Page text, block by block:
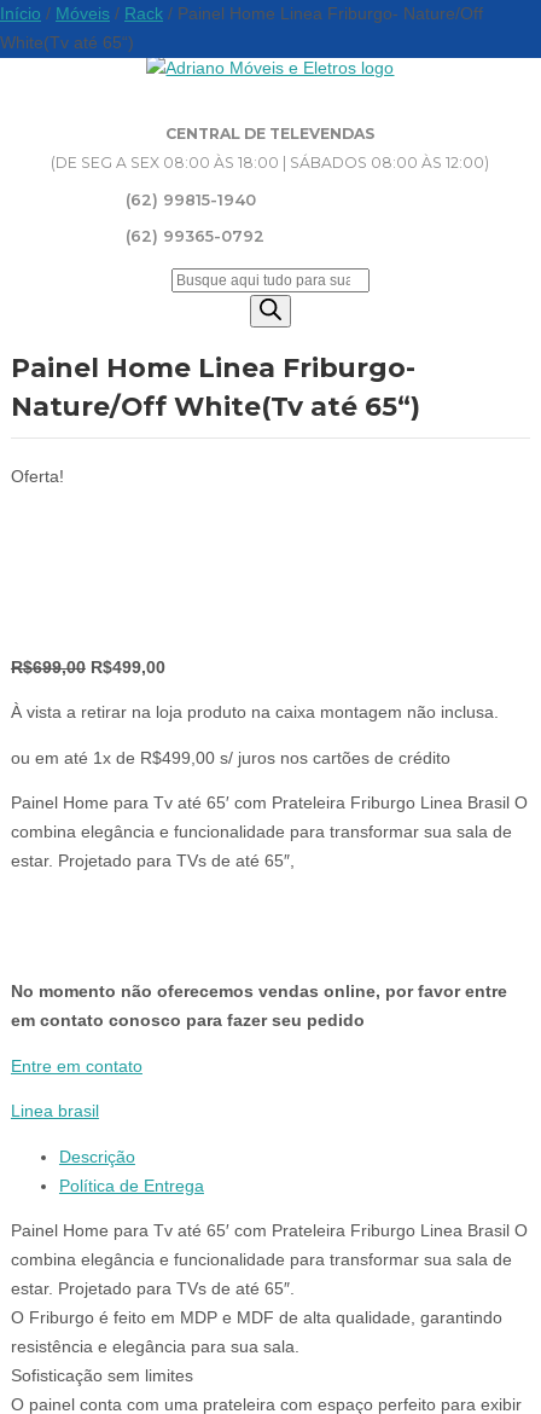
CENTRAL DE TELEVENDAS
(DE SEG A SEX 08:00 ÀS 18:00 | SÁBADOS 08:00 ÀS 12:00)
(62) 99815-1940
(62) 99365-0792
Pesquisar
Início / Móveis / Rack / Painel Home Linea Friburgo- Nature/Off
White(Tv até 65“)
Painel Home Linea Friburgo-
Nature/Off White(Tv até 65“)
Oferta!
R$699,00 O
original
era:
R$499,00O
atual
é:
À vista a retirar na loja produto na caixa montagem não inclusa.
ou em até 1x de R$499,00 s/ juros nos cartões de crédito
Painel Home para Tv até 65′ com Prateleira Friburgo Linea Brasil O
combina elegância e funcionalidade para transformar sua sala de
estar. Projetado para TVs de até 65″,
No momento não oferecemos vendas online, por favor entre
em contato conosco para fazer seu pedido
Entre em contato
Linea brasil
Descrição
Política de Entrega
Painel Home para Tv até 65′ com Prateleira Friburgo Linea Brasil O
combina elegância e funcionalidade para transformar sua sala de
estar. Projetado para TVs de até 65″.
O Friburgo é feito em MDP e MDF de alta qualidade, garantindo
resistência e elegância para sua sala.
Sofisticação sem limites
O painel conta com uma prateleira com espaço perfeito para exibir